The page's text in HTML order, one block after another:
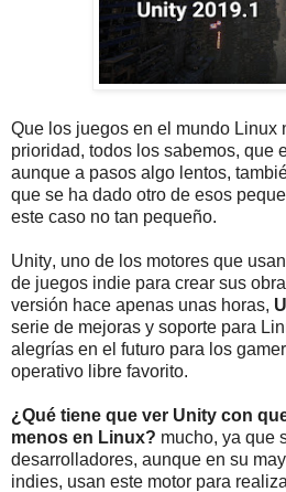
Que los juegos en el mundo Linux
prioridad, todos los sabemos, que
aunque a pasos algo lentos,
que se ha dado otro de esos
este caso no tan pequeño.
Unity, uno de los motores que
de juegos indie para crear sus
versión hace apenas unas horas,
serie de mejoras y soporte para
alegrías en el futuro para los
operativo libre favorito.
¿Qué tiene que ver Unity con
menos en Linux? mucho, ya que
desarrolladores, aunque en su
indies, usan este motor para